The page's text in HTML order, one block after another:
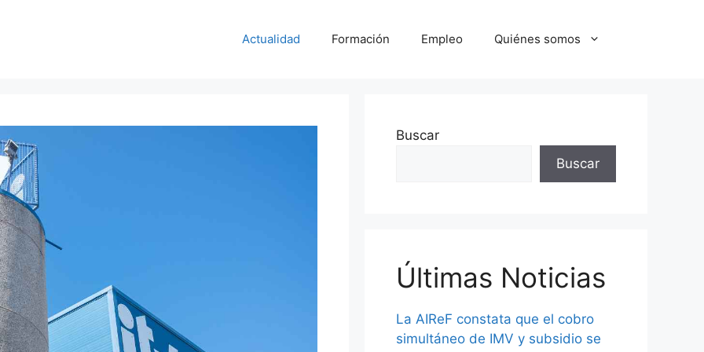
Actualidad Formación Empleo Quiénes somos
Buscar
Buscar
Últimas Noticias
La AIReF constata que el cobro
simultáneo de IMV y subsidio se